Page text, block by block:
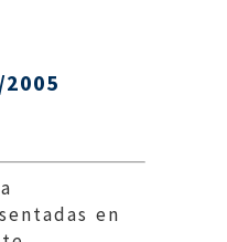
en